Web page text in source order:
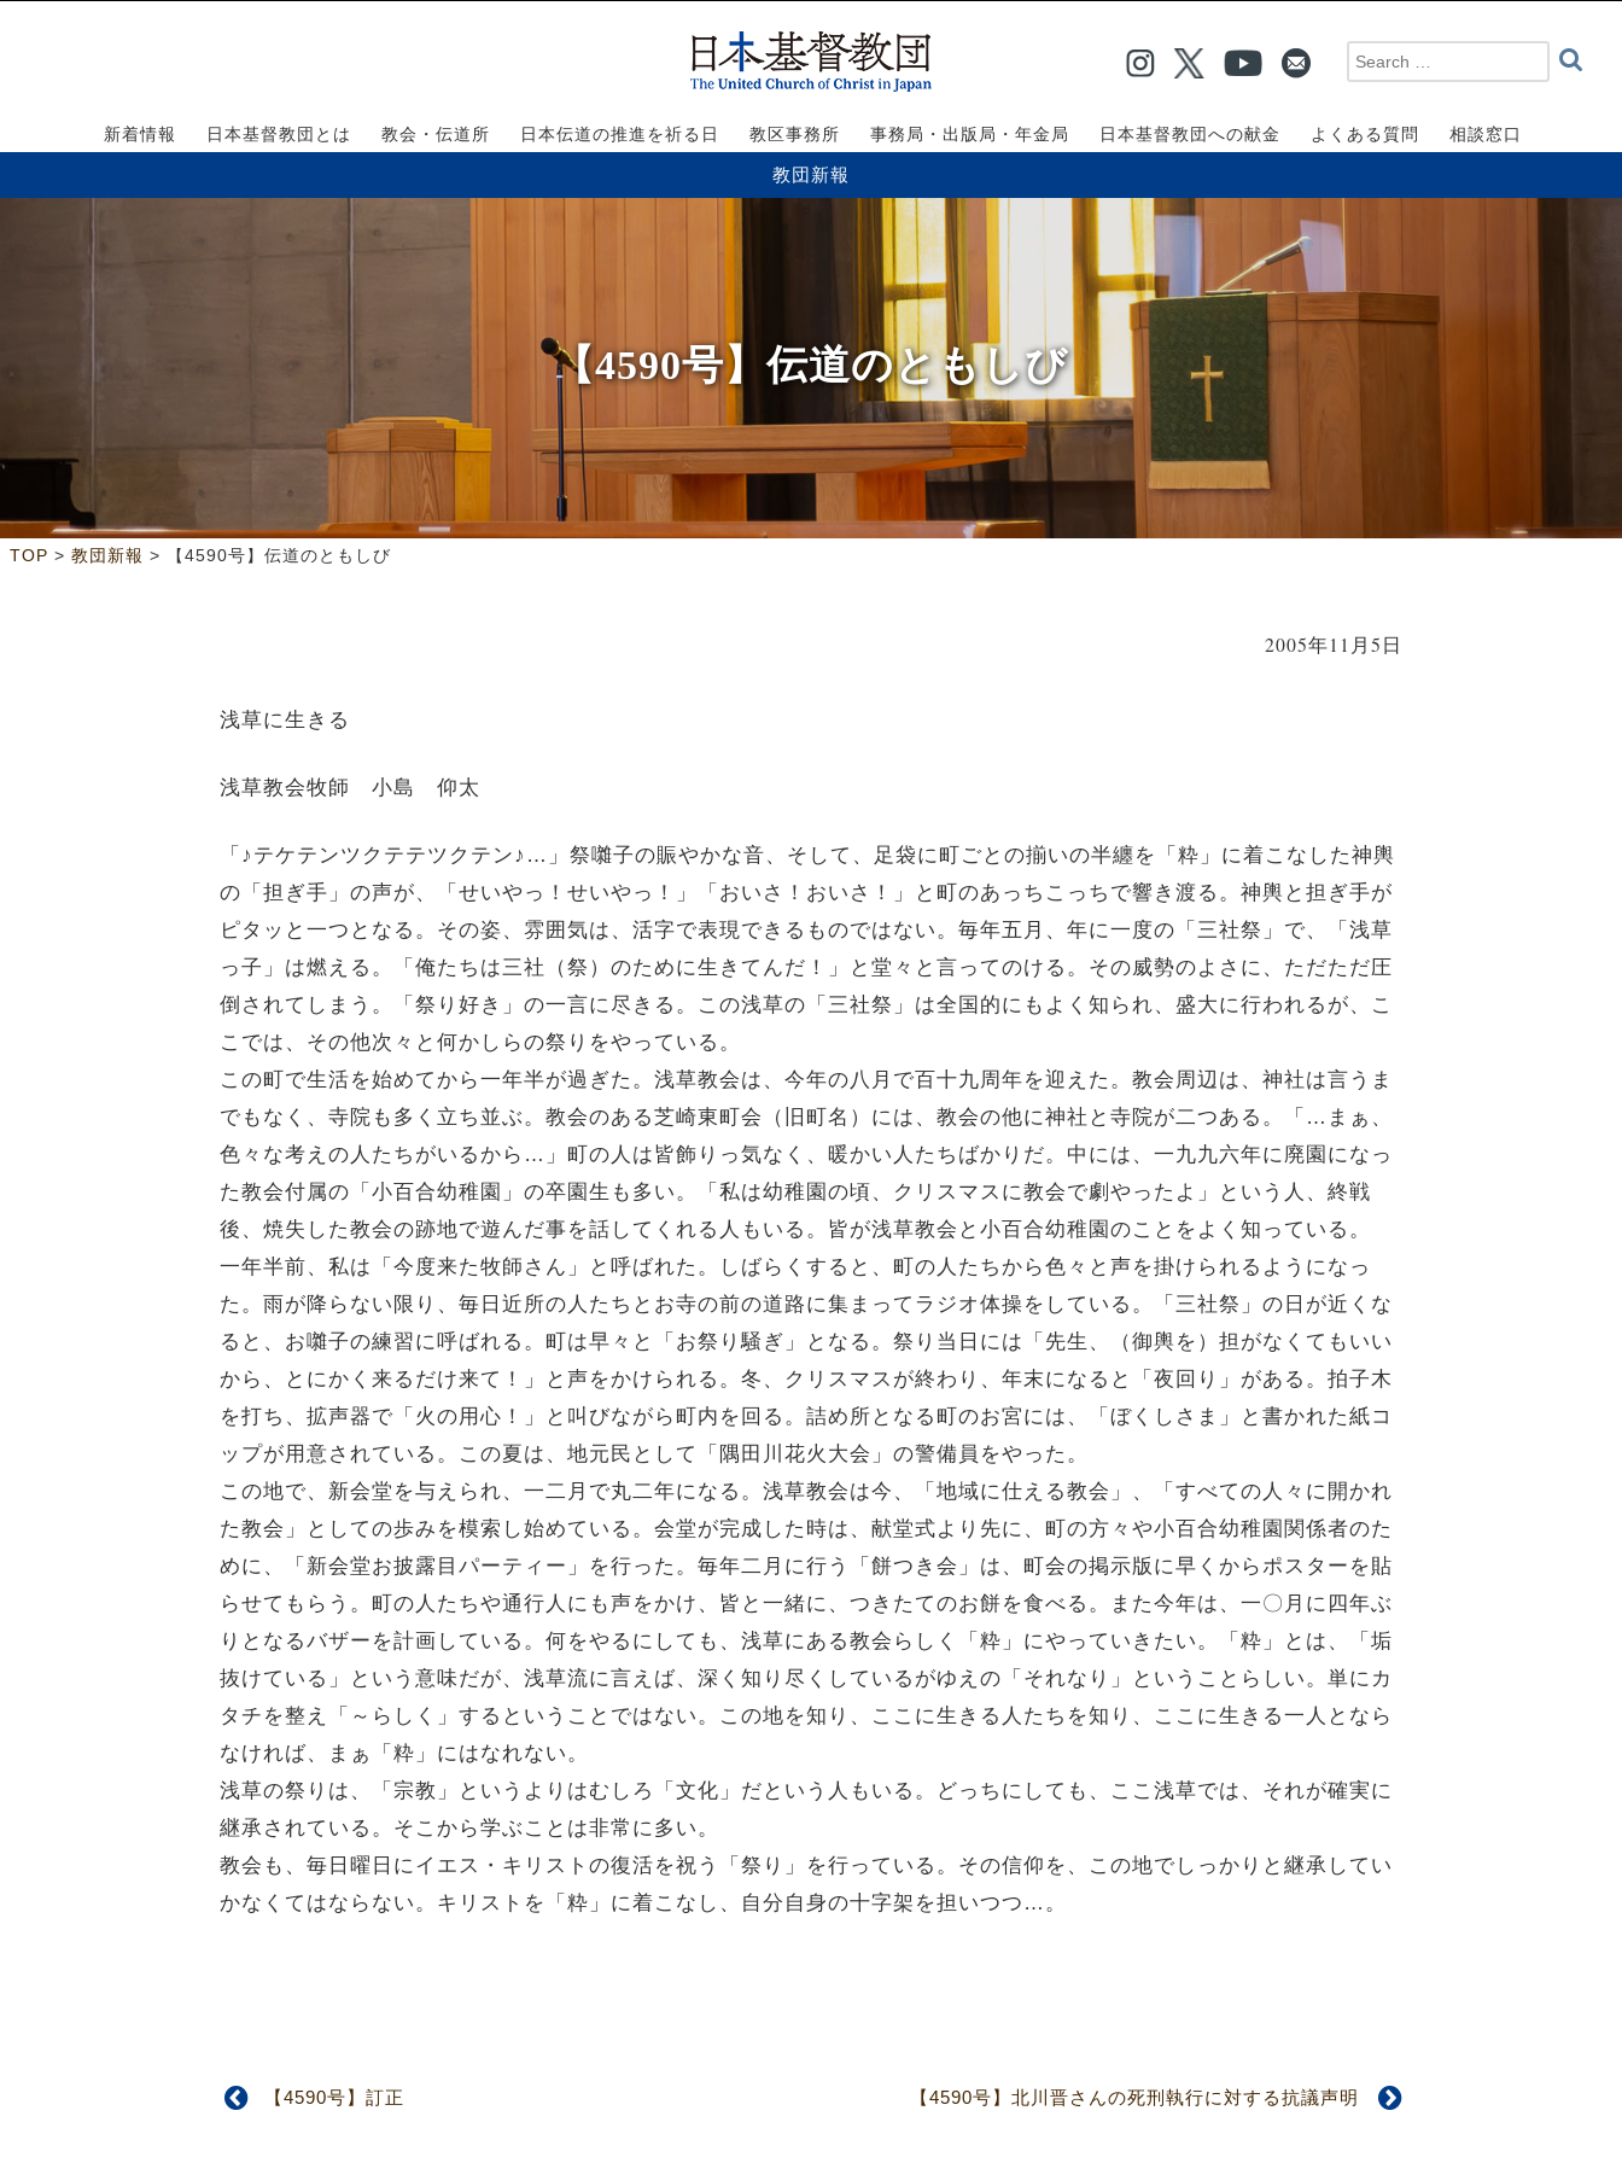
新着情報 日本基督教団とは 教会・伝道所 日本伝道の推進を祈る日 教区事務所 事務局・出版局・年金局 日本基督教団への献金 よくある質問 相談窓口
教団新報
【4590号】伝道のともしび
TOP > 教団新報 > 【4590号】伝道のともしび
2005年11月5日
浅草に生きる
浅草教会牧師 小島 仰太
「♪テケテンツクテテツクテン♪…」祭囃子の賑やかな音、そして、足袋に町ごとの揃いの半纏を「粋」に着こなした神輿
の「担ぎ手」の声が、「せいやっ！せいやっ！」「おいさ！おいさ！」と町のあっちこっちで響き渡る。神輿と担ぎ手が
ピタッと一つとなる。その姿、雰囲気は、活字で表現できるものではない。毎年五月、年に一度の「三社祭」で、「浅草
っ子」は燃える。「俺たちは三社（祭）のために生きてんだ！」と堂々と言ってのける。その威勢のよさに、ただただ圧
倒されてしまう。「祭り好き」の一言に尽きる。この浅草の「三社祭」は全国的にもよく知られ、盛大に行われるが、こ
こでは、その他次々と何かしらの祭りをやっている。
この町で生活を始めてから一年半が過ぎた。浅草教会は、今年の八月で百十九周年を迎えた。教会周辺は、神社は言うま
でもなく、寺院も多く立ち並ぶ。教会のある芝崎東町会（旧町名）には、教会の他に神社と寺院が二つある。「…まぁ、
色々な考えの人たちがいるから…」町の人は皆飾りっ気なく、暖かい人たちばかりだ。中には、一九九六年に廃園になっ
た教会付属の「小百合幼稚園」の卒園生も多い。「私は幼稚園の頃、クリスマスに教会で劇やったよ」という人、終戦
後、焼失した教会の跡地で遊んだ事を話してくれる人もいる。皆が浅草教会と小百合幼稚園のことをよく知っている。
一年半前、私は「今度来た牧師さん」と呼ばれた。しばらくすると、町の人たちから色々と声を掛けられるようになっ
た。雨が降らない限り、毎日近所の人たちとお寺の前の道路に集まってラジオ体操をしている。「三社祭」の日が近くな
ると、お囃子の練習に呼ばれる。町は早々と「お祭り騒ぎ」となる。祭り当日には「先生、（御輿を）担がなくてもいい
から、とにかく来るだけ来て！」と声をかけられる。冬、クリスマスが終わり、年末になると「夜回り」がある。拍子木
を打ち、拡声器で「火の用心！」と叫びながら町内を回る。詰め所となる町のお宮には、「ぼくしさま」と書かれた紙コ
ップが用意されている。この夏は、地元民として「隅田川花火大会」の警備員をやった。
この地で、新会堂を与えられ、一二月で丸二年になる。浅草教会は今、「地域に仕える教会」、「すべての人々に開かれ
た教会」としての歩みを模索し始めている。会堂が完成した時は、献堂式より先に、町の方々や小百合幼稚園関係者のた
めに、「新会堂お披露目パーティー」を行った。毎年二月に行う「餅つき会」は、町会の掲示版に早くからポスターを貼
らせてもらう。町の人たちや通行人にも声をかけ、皆と一緒に、つきたてのお餅を食べる。また今年は、一〇月に四年ぶ
りとなるバザーを計画している。何をやるにしても、浅草にある教会らしく「粋」にやっていきたい。「粋」とは、「垢
抜けている」という意味だが、浅草流に言えば、深く知り尽くしているがゆえの「それなり」ということらしい。単にカ
タチを整え「～らしく」するということではない。この地を知り、ここに生きる人たちを知り、ここに生きる一人となら
なければ、まぁ「粋」にはなれない。
浅草の祭りは、「宗教」というよりはむしろ「文化」だという人もいる。どっちにしても、ここ浅草では、それが確実に
継承されている。そこから学ぶことは非常に多い。
教会も、毎日曜日にイエス・キリストの復活を祝う「祭り」を行っている。その信仰を、この地でしっかりと継承してい
かなくてはならない。キリストを「粋」に着こなし、自分自身の十字架を担いつつ…。
【4590号】訂正 【4590号】北川晋さんの死刑執行に対する抗議声明